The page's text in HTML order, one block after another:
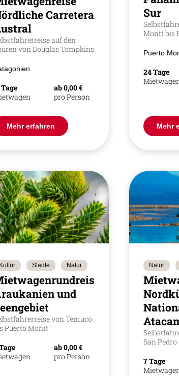
Carretera
auf den
von Douglas Tompkins
Tage
ab 0,00 €
pro Person
Mehr erfahren
Sur
Montt bis
Puerto
24 Tage
Mehr
Kultur Städte Natur
und
von Temuco
Puerto Montt
ab 0,00 €
pro Person
Natur
San
7 Tage